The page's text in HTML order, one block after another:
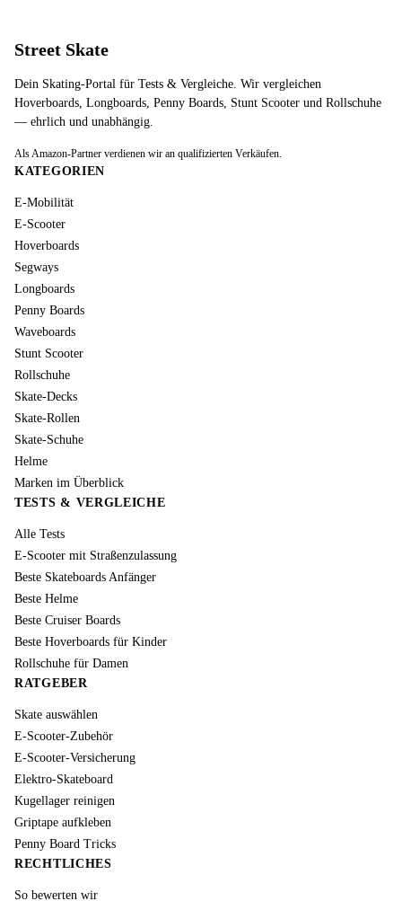
Street Skate
Dein Skating-Portal für Tests & Vergleiche. Wir vergleichen
Hoverboards, Longboards, Penny Boards, Stunt Scooter und Rollschuhe
— ehrlich und unabhängig.
Als Amazon-Partner verdienen wir an qualifizierten Verkäufen.
KATEGORIEN
E-Mobilität
E-Scooter
Hoverboards
Segways
Longboards
Penny Boards
Waveboards
Stunt Scooter
Rollschuhe
Skate-Decks
Skate-Rollen
Skate-Schuhe
Helme
Marken im Überblick
TESTS & VERGLEICHE
Alle Tests
E-Scooter mit Straßenzulassung
Beste Skateboards Anfänger
Beste Helme
Beste Cruiser Boards
Beste Hoverboards für Kinder
Rollschuhe für Damen
RATGEBER
Skate auswählen
E-Scooter-Zubehör
E-Scooter-Versicherung
Elektro-Skateboard
Kugellager reinigen
Griptape aufkleben
Penny Board Tricks
RECHTLICHES
So bewerten wir